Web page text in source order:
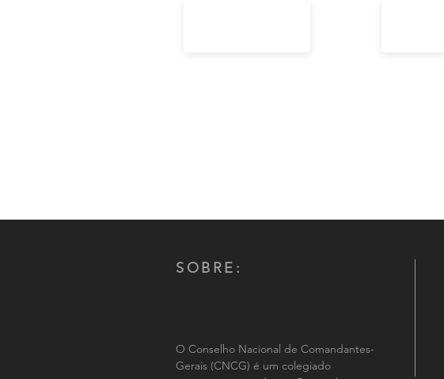
SOBRE:
O Conselho Nacional de Comandantes-
Gerais (CNCG) é um colegiado